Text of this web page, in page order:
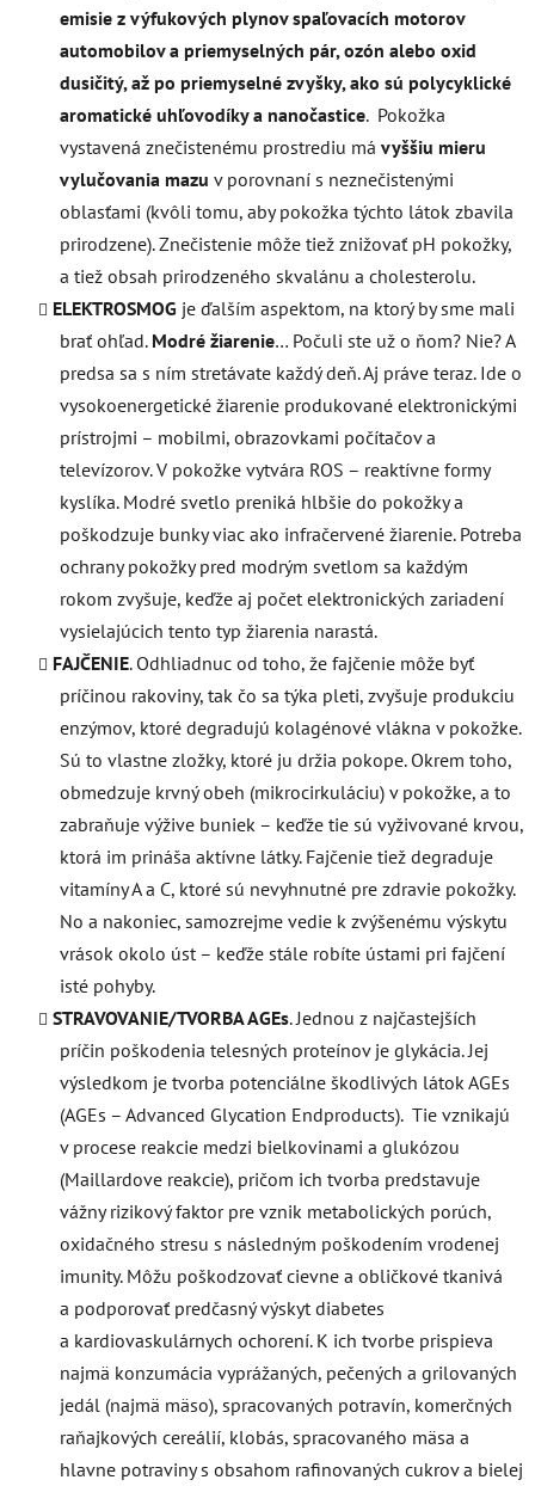
emisie z výfukových plynov spaľovacích motorov
automobilov a priemyselných pár, ozón alebo oxid
dusičitý, až po priemyselné zvyšky, ako sú polycyklické
aromatické uhľovodíky a nanočastice. Pokožka
vystavená znečistenému prostrediu má vyššiu mieru
vylučovania mazu v porovnaní s neznečistenými
oblasťami (kvôli tomu, aby pokožka týchto látok zbavila
prirodzene). Znečistenie môže tiež znižovať pH pokožky,
a tiež obsah prirodzeného skvalánu a cholesterolu.
ELEKTROSMOG je ďalším aspektom, na ktorý by sme mali
brať ohľad. Modré žiarenie… Počuli ste už o ňom? Nie? A
predsa sa s ním stretávate každý deň. Aj práve teraz. Ide o
vysokoenergetické žiarenie produkované elektronickými
prístrojmi – mobilmi, obrazovkami počítačov a
televízorov. V pokožke vytvára ROS – reaktívne formy
kyslíka. Modré svetlo preniká hlbšie do pokožky a
poškodzuje bunky viac ako infračervené žiarenie. Potreba
ochrany pokožky pred modrým svetlom sa každým
rokom zvyšuje, keďže aj počet elektronických zariadení
vysielajúcich tento typ žiarenia narastá.
FAJČENIE. Odhliadnuc od toho, že fajčenie môže byť
príčinou rakoviny, tak čo sa týka pleti, zvyšuje produkciu
enzýmov, ktoré degradujú kolagénové vlákna v pokožke.
Sú to vlastne zložky, ktoré ju držia pokope. Okrem toho,
obmedzuje krvný obeh (mikrocirkuláciu) v pokožke, a to
zabraňuje výžive buniek – keďže tie sú vyživované krvou,
ktorá im prináša aktívne látky. Fajčenie tiež degraduje
vitamíny A a C, ktoré sú nevyhnutné pre zdravie pokožky.
No a nakoniec, samozrejme vedie k zvýšenému výskytu
vrások okolo úst – keďže stále robíte ústami pri fajčení
isté pohyby.
STRAVOVANIE/TVORBA AGEs. Jednou z najčastejších
príčin poškodenia telesných proteínov je glykácia. Jej
výsledkom je tvorba potenciálne škodlivých látok AGEs
(AGEs – Advanced Glycation Endproducts). Tie vznikajú
v procese reakcie medzi bielkovinami a glukózou
(Maillardove reakcie), pričom ich tvorba predstavuje
vážny rizikový faktor pre vznik metabolických porúch,
oxidačného stresu s následným poškodením vrodenej
imunity. Môžu poškodzovať cievne a obličkové tkanivá
a podporovať predčasný výskyt diabetes
a kardiovaskulárnych ochorení. K ich tvorbe prispieva
najmä konzumácia vyprážaných, pečených a grilovaných
jedál (najmä mäso), spracovaných potravín, komerčných
raňajkových cereálií, klobás, spracovaného mäsa a
hlavne potraviny s obsahom rafinovaných cukrov a bielej